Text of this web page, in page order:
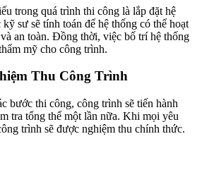
trong quá trình thi công là lắp đặt hệ
sư sẽ tính toán để hệ thống có thể hoạt
an toàn. Đồng thời, việc bố trí hệ thống
mỹ cho công trình.
Thu Công Trình
bước thi công, công trình sẽ tiến hành
tra tổng thể một lần nữa. Khi mọi yêu
trình sẽ được nghiệm thu chính thức.